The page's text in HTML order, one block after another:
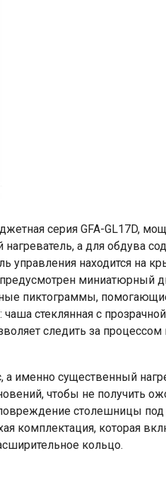
серия GFA-GL17D,
нагреватель, а для обдува
управления находится на
миниатюрный
пиктограммы,
стеклянная с
следить за процессом
именно существенный
чтобы не получить
столешницы
комплектация, которая
кольцо.